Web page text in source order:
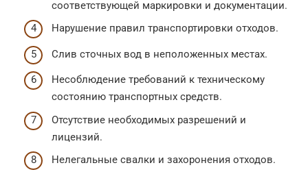
соответствующей маркировки и документации.
Нарушение правил транспортировки отходов.
Слив сточных вод в неположенных местах.
Несоблюдение требований к техническому
состоянию транспортных средств.
Отсутствие необходимых разрешений и
лицензий.
Нелегальные свалки и захоронения отходов.